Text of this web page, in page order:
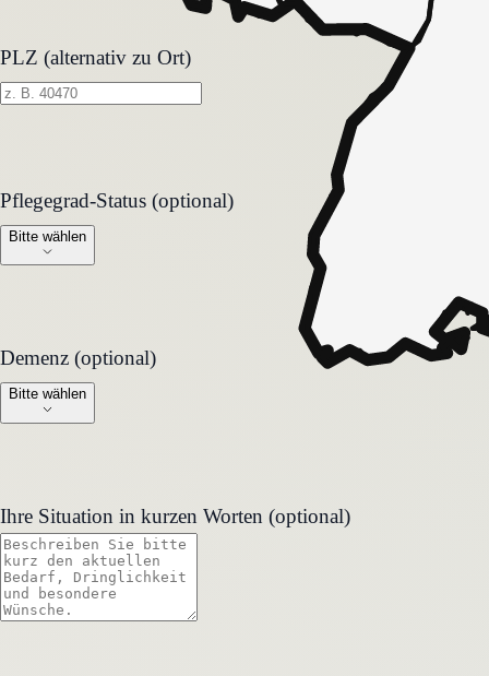
PLZ (alternativ zu Ort)
Pflegegrad-Status (optional)
Pflegegrad-Status (optional)
Bitte wählen
Demenz (optional)
Demenz (optional)
Bitte wählen
Ihre Situation in kurzen Worten (optional)